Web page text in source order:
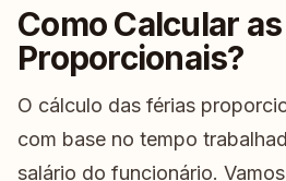
Como Calcular
Proporcionais?
O cálculo das férias
com base no tempo
salário do funcionário.